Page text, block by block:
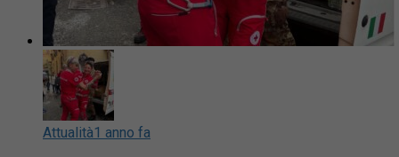
Attualità1 anno fa